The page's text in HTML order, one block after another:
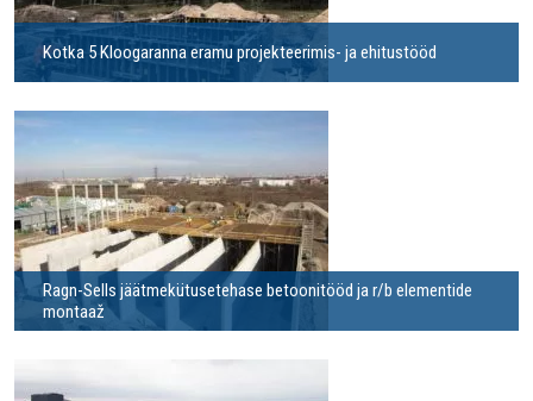
Kotka 5 Kloogaranna eramu projekteerimis- ja ehitustööd
Ragn-Sells jäätmekütusetehase betoonitööd ja r/b elementide
montaaž